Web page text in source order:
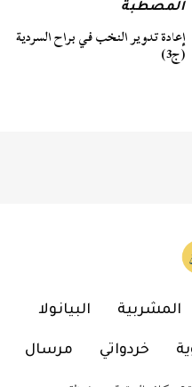
المصطبة
إعادة تدوير النخب في براح السردية
(ج3)
المشربية البيانولا
خردواتي مرسال